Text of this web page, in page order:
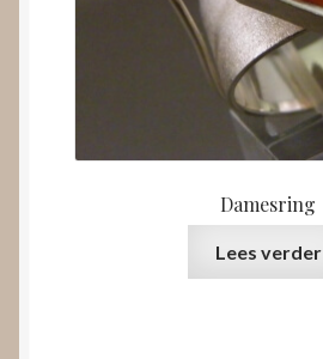
Damesring
Lees verder